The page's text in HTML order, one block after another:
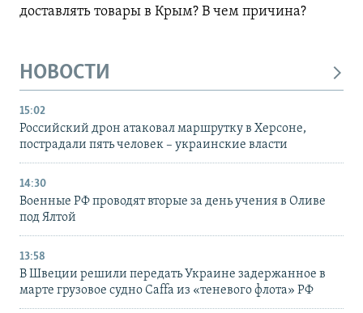
доставлять товары в Крым? В чем причина?
НОВОСТИ
15:02
Российский дрон атаковал маршрутку в Херсоне,
пострадали пять человек – украинские власти
14:30
Военные РФ проводят вторые за день учения в Оливе
под Ялтой
13:58
В Швеции решили передать Украине задержанное в
марте грузовое судно Caffa из «теневого флота» РФ